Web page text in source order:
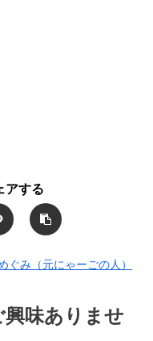
アする
ぐみ（元にゃーごの人）
味ありませ